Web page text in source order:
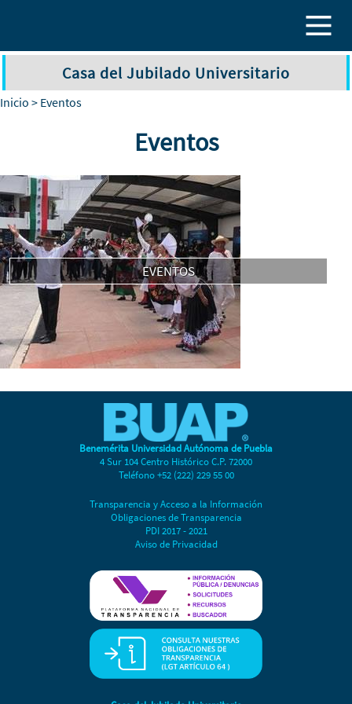
Casa del Jubilado Universitario
Inicio > Eventos
Eventos
EVENTOS
Benemérita Universidad Autónoma de Puebla
4 Sur 104 Centro Histórico C.P. 72000
Teléfono +52 (222) 229 55 00
Transparencia y Acceso a la Información
Obligaciones de Transparencia
PDI 2017 - 2021
Aviso de Privacidad